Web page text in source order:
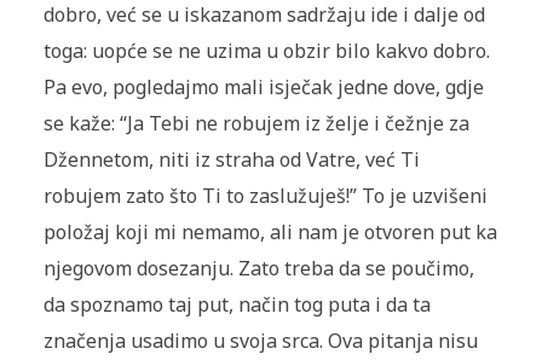
dobro, već se u iskazanom sadržaju ide i dalje od
toga: uopće se ne uzima u obzir bilo kakvo dobro.
Pa evo, pogledajmo mali isječak jedne dove, gdje
se kaže: “Ja Tebi ne robujem iz želje i čežnje za
Džennetom, niti iz straha od Vatre, već Ti
robujem zato što Ti to zaslužuješ!” To je uzvišeni
položaj koji mi nemamo, ali nam je otvoren put ka
njegovom dosezanju. Zato treba da se poučimo,
da spoznamo taj put, način tog puta i da ta
značenja usadimo u svoja srca. Ova pitanja nisu